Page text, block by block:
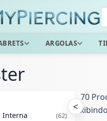
ARGOLAS
<
Interna (62)
70